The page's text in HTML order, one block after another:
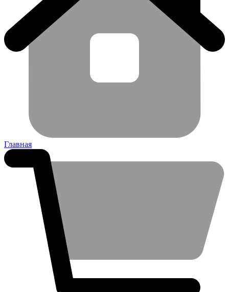
Главная